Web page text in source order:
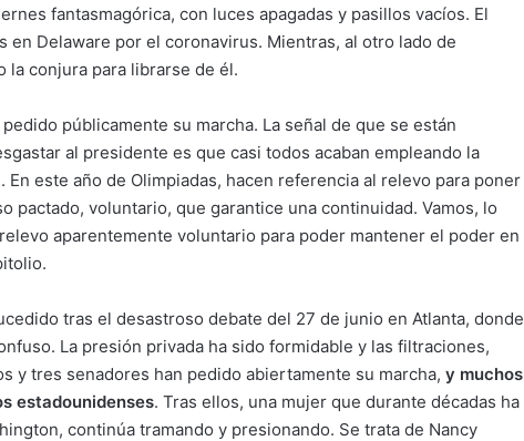
fantasmagórica, con luces apagadas y pasillos vacíos. El
en Delaware por el coronavirus. Mientras, al otro lado de
la conjura para librarse de él.
públicamente su marcha. La señal de que se están
al presidente es que casi todos acaban empleando la
En este año de Olimpiadas, hacen referencia al relevo para poner
pactado, voluntario, que garantice una continuidad. Vamos, lo
aparentemente voluntario para poder mantener el poder en
tras el desastroso debate del 27 de junio en Atlanta, donde
La presión privada ha sido formidable y las filtraciones,
y tres senadores han pedido abiertamente su marcha, y muchos
estadounidenses. Tras ellos, una mujer que durante décadas ha
continúa tramando y presionando. Se trata de Nancy